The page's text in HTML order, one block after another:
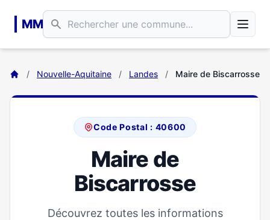
MM
/ Nouvelle-Aquitaine / Landes / Maire de Biscarrosse
Code Postal : 40600
Maire de
Biscarrosse
Découvrez toutes les informations